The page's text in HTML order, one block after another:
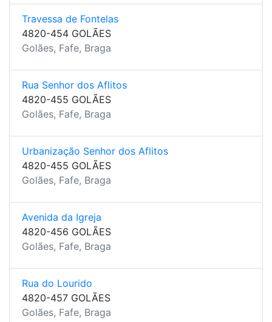
Travessa de Fontelas
4820-454 GOLÃES
Golães, Fafe, Braga
Rua Senhor dos Aflitos
4820-455 GOLÃES
Golães, Fafe, Braga
Urbanização Senhor dos Aflitos
4820-455 GOLÃES
Golães, Fafe, Braga
Avenida da Igreja
4820-456 GOLÃES
Golães, Fafe, Braga
Rua do Lourido
4820-457 GOLÃES
Golães, Fafe, Braga